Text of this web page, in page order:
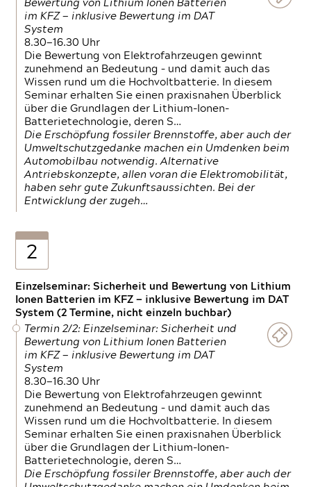
Bewertung von Lithium Ionen Batterien
im KFZ — inklusive Bewertung im DAT
System
8.30—16.30 Uhr
Die Bewertung von Elektrofahrzeugen gewinnt
zunehmend an Bedeutung – und damit auch das
Wissen rund um die Hochvoltbatterie. In diesem
Seminar erhalten Sie einen praxisnahen Überblick
über die Grundlagen der Lithium-Ionen-
Batterietechnologie, deren S…
Die Erschöpfung fossiler Brennstoffe, aber auch der
Umweltschutzgedanke machen ein Umdenken beim
Automobilbau notwendig. Alternative
Antriebskonzepte, allen voran die Elektromobilität,
haben sehr gute Zukunftsaussichten. Bei der
Entwicklung der zugeh…
2
Einzelseminar: Sicherheit und Bewertung von Lithium
Ionen Batterien im KFZ — inklusive Bewertung im DAT
System (2 Termine, nicht einzeln buchbar)
Termin 2/2: Einzelseminar: Sicherheit und
Bewertung von Lithium Ionen Batterien
im KFZ — inklusive Bewertung im DAT
System
8.30—16.30 Uhr
Die Bewertung von Elektrofahrzeugen gewinnt
zunehmend an Bedeutung – und damit auch das
Wissen rund um die Hochvoltbatterie. In diesem
Seminar erhalten Sie einen praxisnahen Überblick
über die Grundlagen der Lithium-Ionen-
Batterietechnologie, deren S…
Die Erschöpfung fossiler Brennstoffe, aber auch der